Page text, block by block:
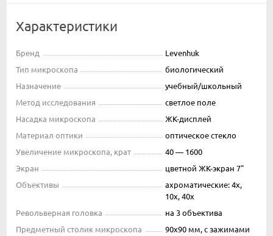
Характеристики
Бренд
Levenhuk
Тип микроскопа
биологический
Назначение
учебный/школьный
Метод исследования
светлое поле
Насадка микроскопа
ЖК-дисплей
Материал оптики
оптическое стекло
Увеличение микроскопа, крат
40 — 1600
Экран
цветной ЖК-экран 7"
Объективы
ахроматические: 4х,
10х, 40x
Револьверная головка
на 3 объектива
Предметный столик микроскопа
90x90 мм, с зажимами